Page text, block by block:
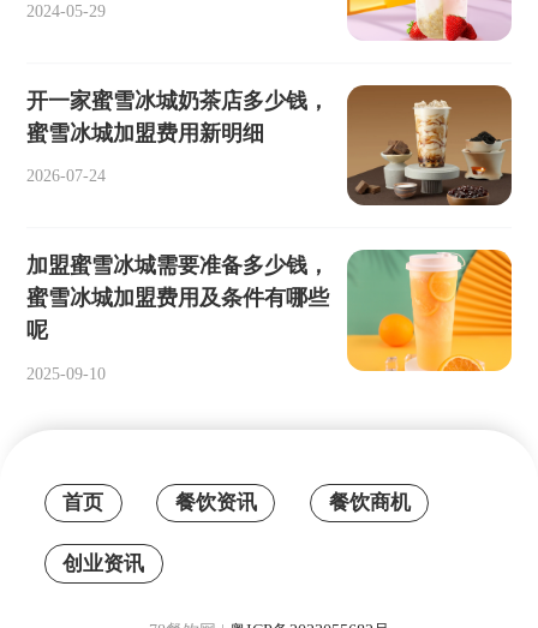
2024-05-29
开一家蜜雪冰城奶茶店多少钱，
蜜雪冰城加盟费用新明细
2026-07-24
加盟蜜雪冰城需要准备多少钱，
蜜雪冰城加盟费用及条件有哪些
呢
2025-09-10
首页 餐饮资讯 餐饮商机
创业资讯